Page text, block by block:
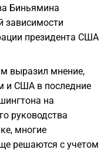
Биньямина
зависимости
президента США
выразил мнение,
и США в последние
на
руководства
многие
решаются с учетом